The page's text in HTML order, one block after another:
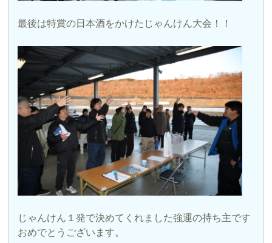
最後は特賞の日本酒をかけたじゃんけん大会！！
じゃんけん１発で決めてくれました強運の持ち主です
おめでとうございます。